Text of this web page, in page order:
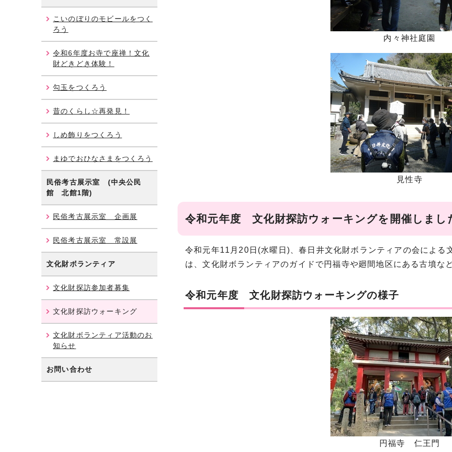
内々神社庭園
見性寺
令和元年度 文化財探訪ウォーキングを開催しまし
令和元年11月20日(水曜日)、春日井文化財ボランティアの会による
は、文化財ボランティアのガイドで円福寺や廻間地区にある古墳な
令和元年度 文化財探訪ウォーキングの様子
円福寺 仁王門
こいのぼりのモビールをつく
ろう
令和6年度お寺で座禅！文化
財どきどき体験！
勾玉をつくろう
昔のくらし☆再発見！
しめ飾りをつくろう
まゆでおひなさまをつくろう
民俗考古展示室 (中央公民
館 北館1階)
民俗考古展示室 企画展
民俗考古展示室 常設展
文化財ボランティア
文化財探訪参加者募集
文化財探訪ウォーキング
文化財ボランティア活動のお
知らせ
お問い合わせ